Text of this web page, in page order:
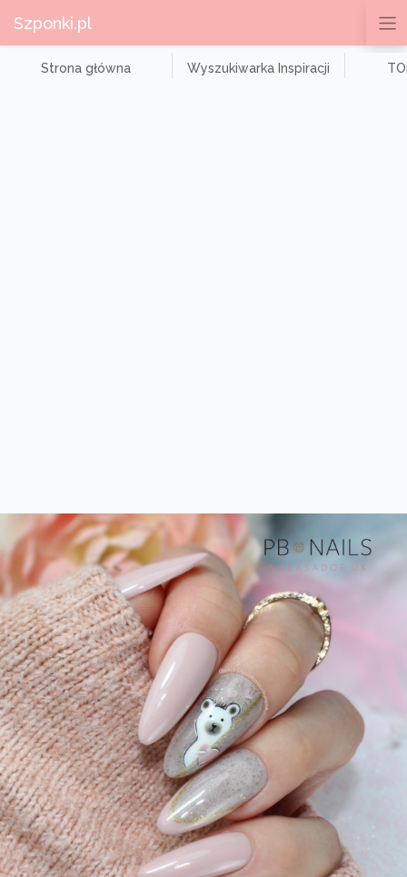
Szponki.pl
Strona główna Wyszukiwarka Inspiracji